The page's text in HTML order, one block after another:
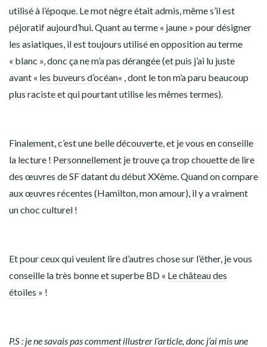
utilisé à l’époque. Le mot nègre était admis, même s’il est
péjoratif aujourd’hui. Quant au terme « jaune » pour désigner
les asiatiques, il est toujours utilisé en opposition au terme
« blanc », donc ça ne m’a pas dérangée (et puis j’ai lu juste
avant « les buveurs d’océan« , dont le ton m’a paru beaucoup
plus raciste et qui pourtant utilise les mêmes termes).
Finalement, c’est une belle découverte, et je vous en conseille
la lecture ! Personnellement je trouve ça trop chouette de lire
des œuvres de SF datant du début XXème. Quand on compare
aux œuvres récentes (Hamilton, mon amour), il y a vraiment
un choc culturel !
Et pour ceux qui veulent lire d’autres chose sur l’éther, je vous
conseille la très bonne et superbe BD « Le château des
étoiles » !
P.S : je ne savais pas comment illustrer l’article, donc j’ai mis une